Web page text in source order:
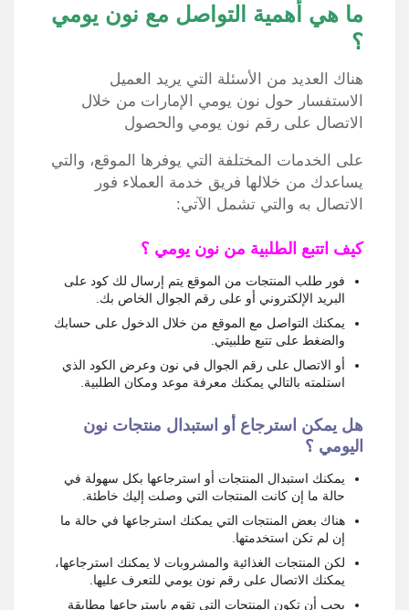
ما هي أهمية التواصل مع نون يومي
؟
هناك العديد من الأسئلة التي يريد العميل
الاستفسار حول نون يومي الإمارات من خلال
الاتصال على رقم نون يومي والحصول
على الخدمات المختلفة التي يوفرها الموقع، والتي
يساعدك من خلالها فريق خدمة العملاء فور
الاتصال به والتي تشمل الآتي:
كيف اتتبع الطلبية من نون يومي ؟
فور طلب المنتجات من الموقع يتم إرسال لك كود على
البريد الإلكتروني أو على رقم الجوال الخاص بك.
يمكنك التواصل مع الموقع من خلال الدخول على حسابك
والضغط على تتبع طلبيتي.
أو الاتصال على رقم الجوال في نون وعرض الكود الذي
استلمته بالتالي يمكنك معرفة موعد ومكان الطلبية.
هل يمكن استرجاع أو استبدال منتجات نون
اليومي ؟
يمكنك استبدال المنتجات أو استرجاعها بكل سهولة في
حالة ما إن كانت المنتجات التي وصلت إليك خاطئة.
هناك بعض المنتجات التي يمكنك استرجاعها في حالة ما
إن لم تكن استخدمتها.
لكن المنتجات الغذائية والمشروبات لا يمكنك استرجاعها،
يمكنك الاتصال على رقم نون يومي للتعرف عليها.
يجب أن تكون المنتجات التي تقوم باسترجاعها مطابقة